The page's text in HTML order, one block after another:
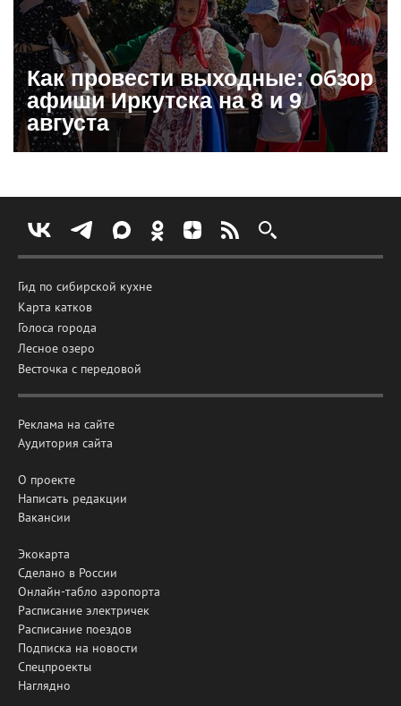
Как провести выходные: обзор
афиши Иркутска на 8 и 9
августа
Гид по сибирской кухне
Карта катков
Голоса города
Лесное озеро
Весточка с передовой
Реклама на сайте
Аудитория сайта
О проекте
Написать редакции
Вакансии
Экокарта
Сделано в России
Онлайн-табло аэропорта
Расписание электричек
Расписание поездов
Подписка на новости
Спецпроекты
Наглядно